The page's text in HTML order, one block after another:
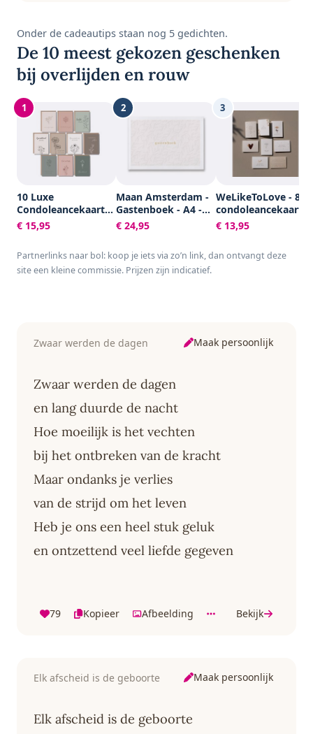
Onder de cadeautips staan nog 5 gedichten.
De 10 meest gekozen geschenken
bij overlijden en rouw
1
10 Luxe
Condoleancekaarten
met Enveloppen -
Rouwkaarten -
A6 - Blanco - Aardse
Kleuren
€ 15,95
2
Maan Amsterdam -
Gastenboek - A4 -
100 blanco pagina's
- Neutraal - Voor
afscheid, uitvaart,
condoleance of
€ 24,95
3
WeLikeToLove - 8x
- Rouwkaarten -
condoleance
envelop - Sterkte &
€ 13,95
Partnerlinks naar bol: koop je iets via zo’n link, dan ontvangt deze
site een kleine commissie. Prijzen zijn indicatief.
Zwaar werden de dagen Maak persoonlijk
Zwaar werden de dagen
en lang duurde de nacht
Hoe moeilijk is het vechten
bij het ontbreken van de kracht
Maar ondanks je verlies
van de strijd om het leven
Heb je ons een heel stuk geluk
en ontzettend veel liefde gegeven
79 Kopieer Afbeelding Bekijk
Elk afscheid is de geboorte Maak persoonlijk
Elk afscheid is de geboorte